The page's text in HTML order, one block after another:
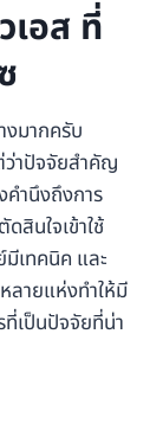
เอส ที่
มากครับ
ว่าปัจจัยสำคัญ
คำนึงถึงการ
สินใจเข้าใช้
เทคนิค และ
ลายแห่งทำให้มี
ที่เป็นปัจจัยที่น่า